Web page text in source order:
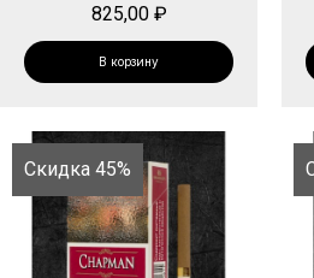
825,00 ₽
В корзину
Скидка 45%